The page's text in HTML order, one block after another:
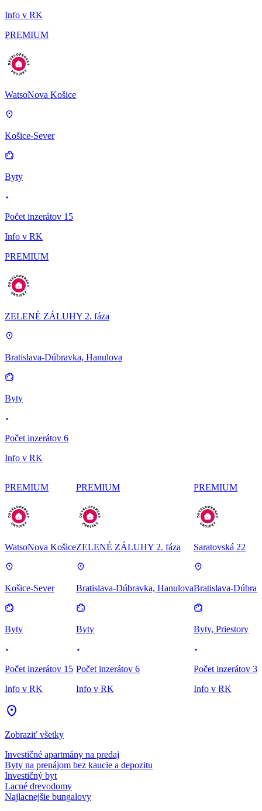
Info v RK
PREMIUM
WatsoNova Košice
Košice-Sever
Byty
Počet inzerátov 15
Info v RK
PREMIUM
ZELENÉ ZÁLUHY 2. fáza
Bratislava-Dúbravka, Hanulova
Byty
Počet inzerátov 6
Info v RK
PREMIUM
WatsoNova Košice
Košice-Sever
Byty
Počet inzerátov 15
Info v RK
PREMIUM
ZELENÉ ZÁLUHY 2. fáza
Bratislava-Dúbravka, Hanulova
Byty
Počet inzerátov 6
Info v RK
PREMIUM
Saratovská 22
Bratislava-
Byty, Priestory
Počet inzerátov 3
Info v RK
Zobraziť všetky
Investičné apartmány na predaj
Byty na prenájom bez kaucie a depozitu
Investičný byt
Lacné drevodomy
Najlacnejšie bungalovy